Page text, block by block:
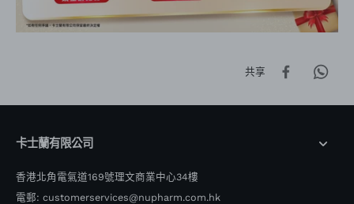
共享
卡士蘭有限公司
香港北角電氣道169號理文商業中心34樓
電郵: customerservices@nupharm.com.hk